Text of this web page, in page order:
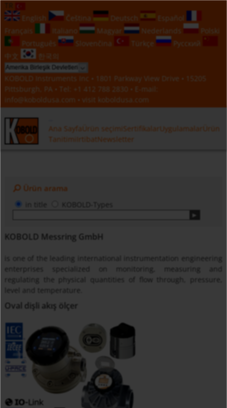
English
Čeština Deutsch
Español
Français
Italiano Magyar Nederlands
Polski
Português
Slovenčina Türkçe
Русский
中文
한국의
KOBOLD Instruments Inc • 1801 Parkway View Drive • 15205
Pittsburgh, PA • Tel:
+1 412 788 2830 • E-mail:
info@koboldusa.com • visit koboldusa.com
Ana Sayfa Ürün seçimi Sertifikalar Uygulamalar
Ürün
Tanitimi
IrtibatNewsletter
Ürün arama
KOBOLD-Types
KOBOLD Messring GmbH
is one of the leading international instrumentation engineering
enterprises specialized on monitoring, measuring and
regulating the physical quantities of flow through, pressure,
level and temperature.
Oval dişli akış ölçer